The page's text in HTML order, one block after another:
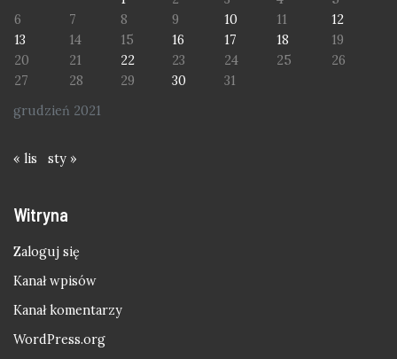
grudzień 2021
6
7 8 9 10 11
12
13
14 15 16 17 18
19
20
21 22 23 24 25
26
27
28 29 30 31
« lis sty »
Witryna
Zaloguj się
Kanał wpisów
Kanał komentarzy
WordPress.org